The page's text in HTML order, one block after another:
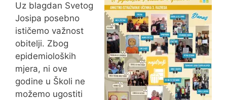
Uz blagdan Svetog
Josipa posebno
ističemo važnost
obitelji. Zbog
epidemioloških
mjera, ni ove
godine u Školi ne
možemo ugostiti